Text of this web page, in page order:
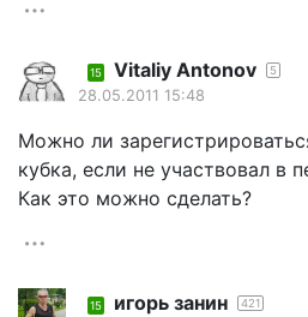
15 Vitaliy Antonov 5
28.05.2011 15:48
Можно ли
кубка, если не участвовал в
Как это можно сделать?
15 игорь занин 421